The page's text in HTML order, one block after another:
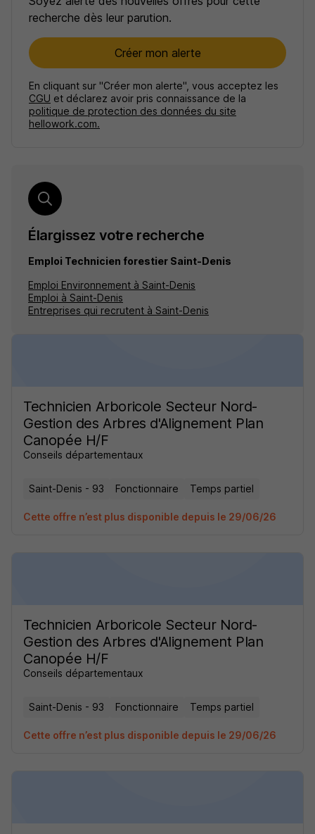
recherche dès leur parution.
Créer mon alerte
En cliquant sur "Créer mon alerte", vous acceptez les
CGU et déclarez avoir pris connaissance de la
politique de protection des données du site
hellowork.com.
Élargissez votre recherche
Emploi Technicien forestier Saint-Denis
Emploi Environnement à Saint-Denis
Emploi à Saint-Denis
Entreprises qui recrutent à Saint-Denis
Technicien Arboricole Secteur Nord-
Gestion des Arbres d'Alignement Plan
Canopée H/F
Conseils départementaux
Saint-Denis - 93 Fonctionnaire Temps partiel
Cette offre n’est plus disponible depuis le 29/06/26
Technicien Arboricole Secteur Nord-
Gestion des Arbres d'Alignement Plan
Canopée H/F
Conseils départementaux
Saint-Denis - 93 Fonctionnaire Temps partiel
Cette offre n’est plus disponible depuis le 29/06/26